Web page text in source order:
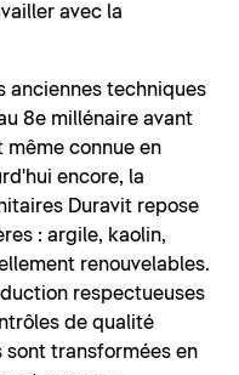
avec la
anciennes techniques
8e millénaire avant
connue en
encore, la
Duravit repose
: argile, kaolin,
renouvelables.
respectueuses
de qualité
transformées en